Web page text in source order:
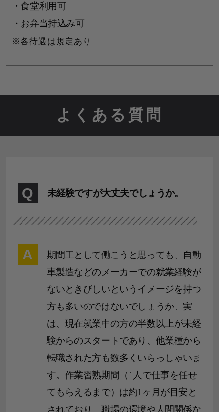
・食堂利用可
・お弁当持込み可
各待遇は規定あり
よくある質問
Q 未経験ですが大丈夫でしょうか。
A
期間工として働こうと思っても、自動
車製造などのメーカーでの就業経験が
ないときびしいというイメージを持つ
方も多いのではないでしょうか。実
は、現在就業中の方の半数以上が未経
験からのスタートであり、他業種から
転職された方も数多くいらっしゃいま
す。作業習熟期間（1人で仕事を任せ
てもらえるまで）は約1ヶ月が目安と
されており、職場の環境や人間関係な